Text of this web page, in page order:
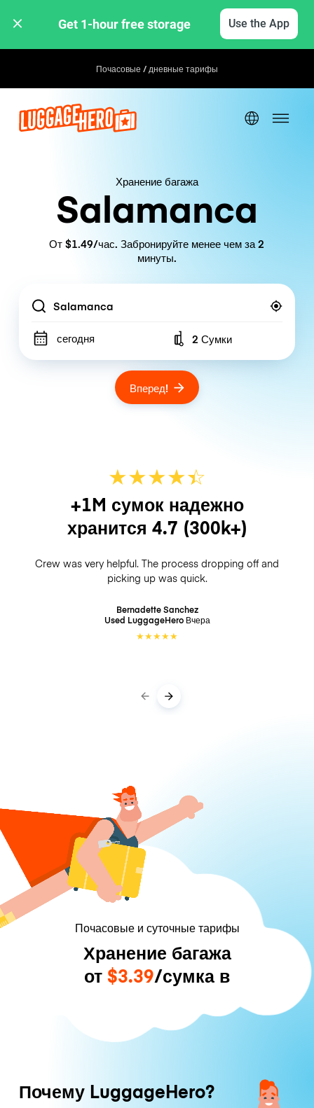
Get 1-hour free storage Use the App
Почасовые / дневные тарифы
Хранение багажа
Salamanca
От $1.49/час. Забронируйте менее чем за 2
минуты.
Location
сегодня Number of bags
2 Сумки
Вперед!
★★★★☆
★
+1M сумок надежно
хранится 4.7 (300k+)
Crew was very helpful. The process dropping off and
picking up was quick.
Bernadette Sanchez
Used LuggageHero Вчера
★★★★★
Почасовые и суточные тарифы
Хранение багажа
от $3.39/сумка в
Почему LuggageHero?